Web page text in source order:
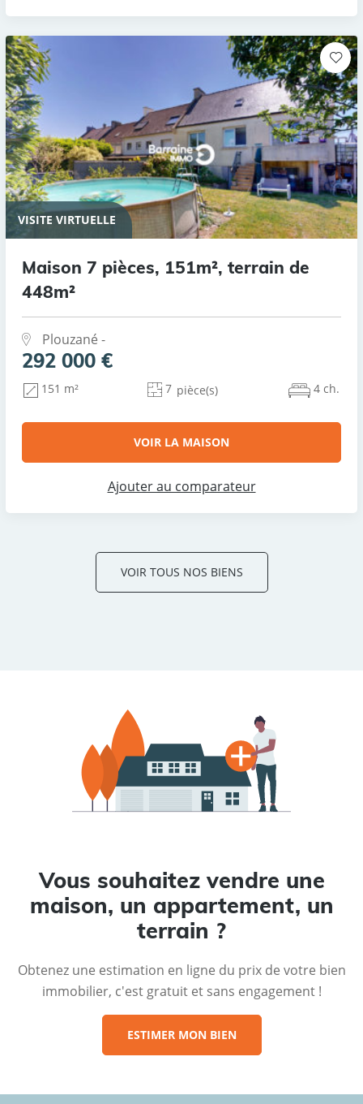
VISITE VIRTUELLE
Maison 7 pièces, 151m², terrain de
448m²
Plouzané -
292 000 €
151 m² 7 pièce(s) 4 ch.
VOIR LA MAISON
Ajouter au comparateur
VOIR TOUS NOS BIENS
Vous souhaitez vendre une
maison, un appartement, un
terrain ?
Obtenez une estimation en ligne du prix de votre bien
immobilier, c'est gratuit et sans engagement !
ESTIMER MON BIEN